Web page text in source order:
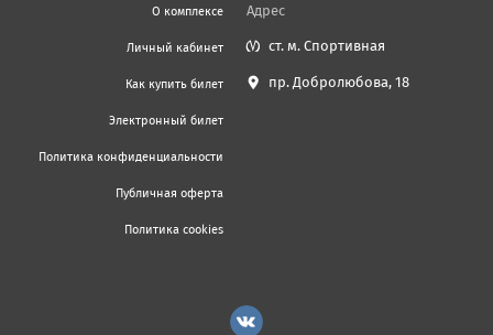
О комплексе
Личный кабинет
Как купить билет
Электронный билет
Политика конфиденциальности
Публичная оферта
Политика cookies
Адрес
ст. м. Спортивная
пр. Добролюбова, 18